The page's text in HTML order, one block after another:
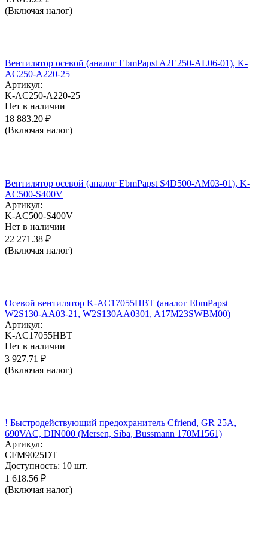
(Включая налог)
Вентилятор осевой (аналог EbmPapst A2E250-AL06-01), K-
AC250-A220-25
Артикул:
K-AC250-A220-25
Нет в наличии
18 883.20 ₽
(Включая налог)
Вентилятор осевой (аналог EbmPapst S4D500-AM03-01), K-
AC500-S400V
Артикул:
K-AC500-S400V
Нет в наличии
22 271.38 ₽
(Включая налог)
Осевой вентилятор K-AC17055HBT (аналог EbmPapst
W2S130-AA03-21, W2S130AA0301, A17M23SWBM00)
Артикул:
K-AC17055HBT
Нет в наличии
3 927.71 ₽
(Включая налог)
! Быстродействующий предохранитель Cfriend, GR 25А,
690VAC, DIN000 (Mersen, Siba, Bussmann 170M1561)
Артикул:
CFM9025DT
Доступность: 10 шт.
1 618.56 ₽
(Включая налог)